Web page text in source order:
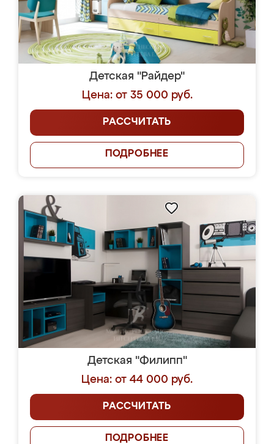
Детская "Райдер"
Цена: от 35 000 руб.
РАССЧИТАТЬ
ПОДРОБНЕЕ
Детская "Филипп"
Цена: от 44 000 руб.
РАССЧИТАТЬ
ПОДРОБНЕЕ